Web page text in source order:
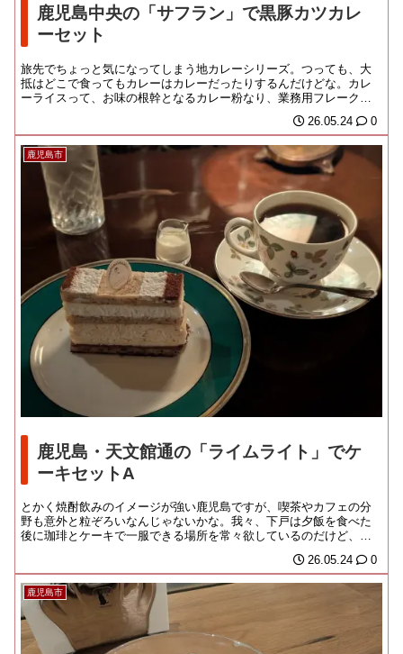
鹿児島中央の「サフラン」で黒豚カツカレ
ーセット
旅先でちょっと気になってしまう地カレーシリーズ。つっても、大
抵はどこで食ってもカレーはカレーだったりするんだけどな。カレ
ーライスって、お味の根幹となるカレー粉なり、業務用フレークな
26.05.24 0
鹿児島市
鹿児島・天文館通の「ライムライト」でケ
ーキセットA
とかく焼酎飲みのイメージが強い鹿児島ですが、喫茶やカフェの分
野も意外と粒ぞろいなんじゃないかな。我々、下戸は夕飯を食べた
後に珈琲とケーキで一服できる場所を常々欲しているのだけど、ご
26.05.24 0
鹿児島市